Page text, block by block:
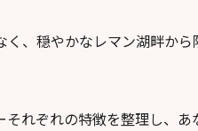
く、穏やかなレマン湖畔か
れぞれの特徴を整理し、